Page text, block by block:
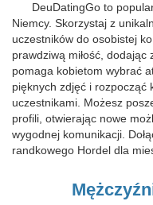
DeuDatingGo to
Niemcy. Skorzystaj z
uczestników do osobistej
prawdziwą miłość,
pomaga kobietom wybrać
pięknych zdjęć i rozpocząć
uczestnikami. Możesz
profili, otwierając nowe
wygodnej komunikacji.
randkowego Hordel dla